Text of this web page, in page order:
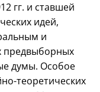
гг. и ставшей
идей,
и
предвыборных
думы. Особое
теоретических